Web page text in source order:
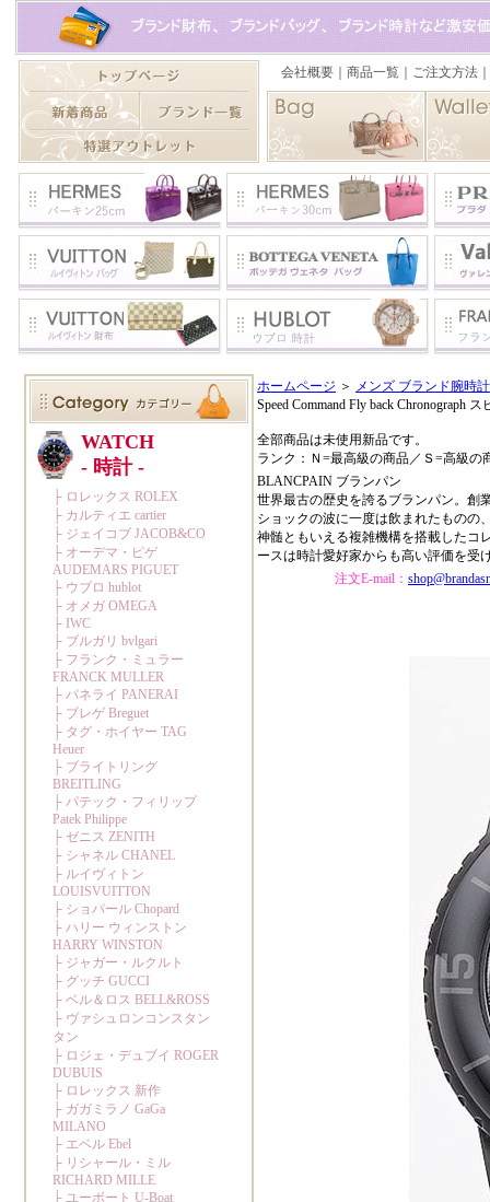
ホームページ ＞ メンズ ブランド腕時
Speed Command Fly back Chronograph
全部商品は未使用新品です。
ランク：Ｎ=最高級の商品／Ｓ=高級の
BLANCPAIN ブランパン
世界最古の歴史を誇るブランパン。創
ショックの波に一度は飲まれたものの
神髄ともいえる複雑機構を搭載したコ
ースは時計愛好家からも高い評価を受
注文E-mail：